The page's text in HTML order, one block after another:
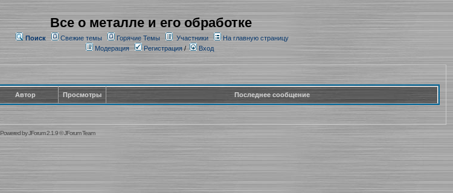
Все о металле и его обработке
Поиск Свежие темы Горячие Темы Участники
На главную страницу
Модерация
Регистрация/ Вход
Автор Просмотры Последнее сообщение
Powered byJForum 2.1.9©JForum Team